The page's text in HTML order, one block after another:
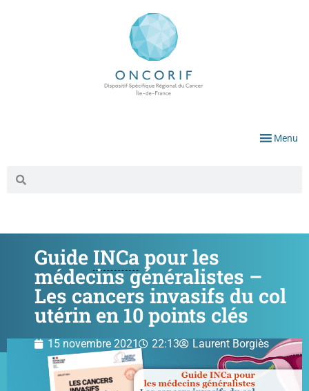
Menu
Guide INCapour les
médecins généralistes –
Les cancers invasifs du col
utérin en 10 points clés
15 novembre 2021 22:13 Laurent Borgiès